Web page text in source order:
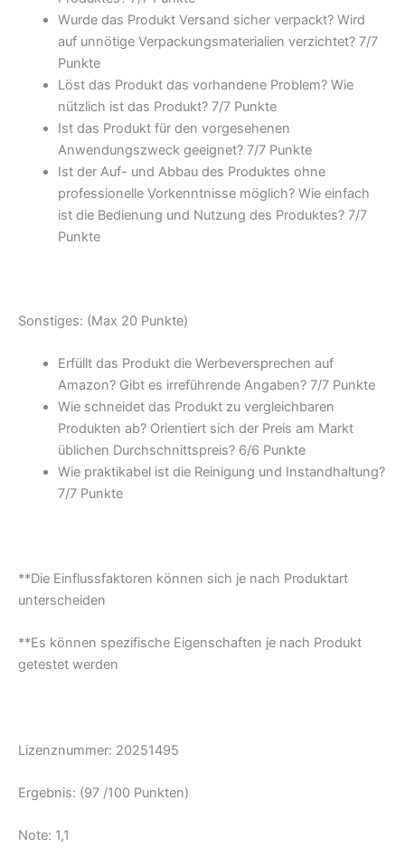
Wurde das Produkt Versand sicher verpackt? Wird
auf unnötige Verpackungsmaterialien verzichtet? 7/7
Punkte
Löst das Produkt das vorhandene Problem? Wie
nützlich ist das Produkt? 7/7 Punkte
Ist das Produkt für den vorgesehenen
Anwendungszweck geeignet? 7/7 Punkte
Ist der Auf- und Abbau des Produktes ohne
professionelle Vorkenntnisse möglich? Wie einfach
ist die Bedienung und Nutzung des Produktes? 7/7
Punkte
Sonstiges: (Max 20 Punkte)
Erfüllt das Produkt die Werbeversprechen auf
Amazon? Gibt es irreführende Angaben? 7/7 Punkte
Wie schneidet das Produkt zu vergleichbaren
Produkten ab? Orientiert sich der Preis am Markt
üblichen Durchschnittspreis? 6/6 Punkte
Wie praktikabel ist die Reinigung und Instandhaltung?
7/7 Punkte
**Die Einflussfaktoren können sich je nach Produktart
unterscheiden
**Es können spezifische Eigenschaften je nach Produkt
getestet werden
Lizenznummer: 20251495
Ergebnis: (97 /100 Punkten)
Note: 1,1